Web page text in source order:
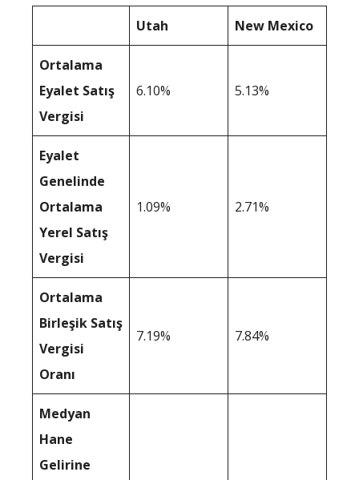
Utah New Mexico
Ortalama
Eyalet Satış
Vergisi
6.10% 5.13%
Eyalet
Genelinde
Ortalama
Yerel Satış
Vergisi
1.09% 2.71%
Ortalama
Birleşik Satış
Vergisi
Oranı
7.19% 7.84%
Medyan
Hane
Gelirine